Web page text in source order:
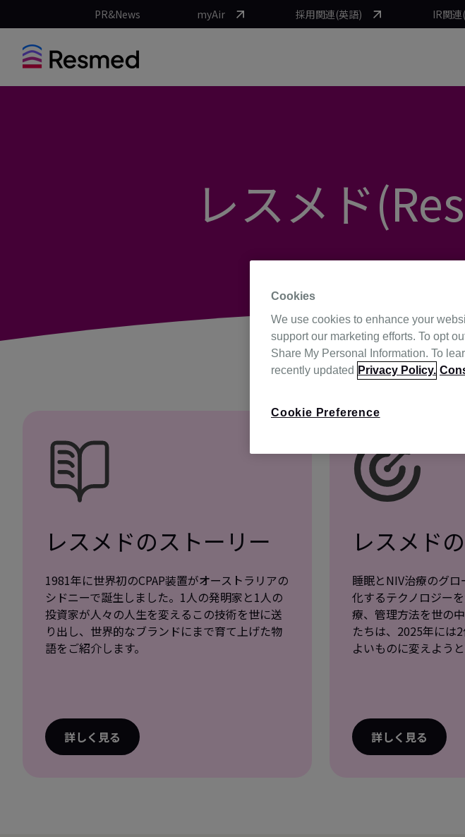
PR&News myAir 採用関連(英語) IR関
レスメド
レスメドのストーリー
1981年に世界初のCPAP装置がオーストラリアの
シドニーで誕生しました。1人の発明家と1人の
投資家が人々の人生を変えるこの技術を世に送
り出し、世界的なブランドにまで育て上げた物
語をご紹介します。
詳しく見る
レスメド
睡眠とNIV治療のグ
化するテクノロジー
療、管理方法を世の
たちは、2025年には
よいものに変えよう
詳しく見る
Cookies
We use cookies to enhance your
support our marketing efforts. To opt
Share My Personal Information. To
recently updated Privacy Policy.
Cookie Preference